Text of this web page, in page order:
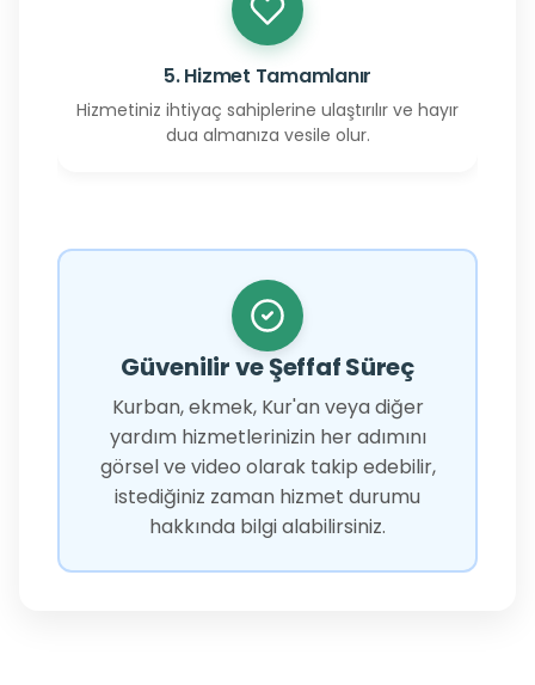
5. Hizmet Tamamlanır
Hizmetiniz ihtiyaç sahiplerine ulaştırılır ve hayır
dua almanıza vesile olur.
Güvenilir ve Şeffaf Süreç
Kurban, ekmek, Kur'an veya diğer
yardım hizmetlerinizin her adımını
görsel ve video olarak takip edebilir,
istediğiniz zaman hizmet durumu
hakkında bilgi alabilirsiniz.